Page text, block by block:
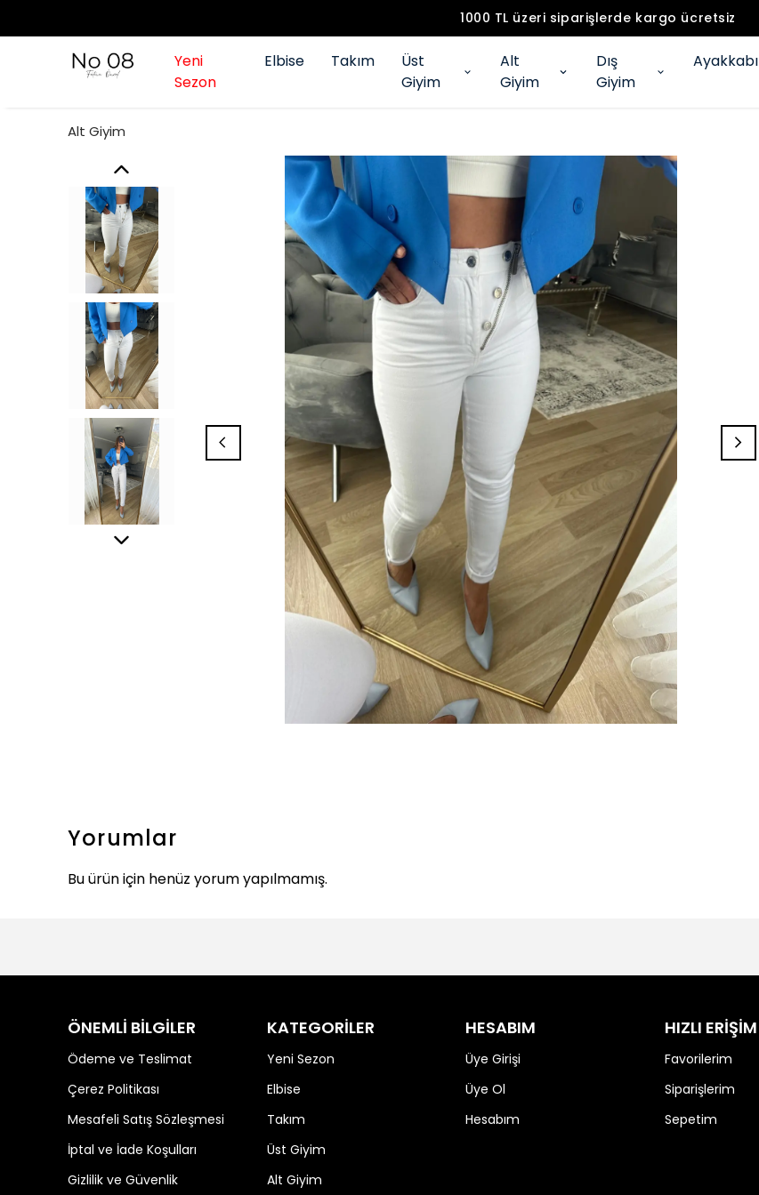
1000 TL üzeri siparişlerde kargo ücretsiz
Yeni
Sezon
Elbise Takım
Üst
Giyim
Alt
Giyim
Dış
Giyim
Ayakkabı
Alt Giyim
Yorumlar
Bu ürün için henüz yorum yapılmamış.
ÖNEMLİ BİLGİLER
Ödeme ve Teslimat
Çerez Politikası
Mesafeli Satış Sözleşmesi
İptal ve İade Koşulları
Gizlilik ve Güvenlik
KATEGORİLER
Yeni Sezon
Elbise
Takım
Üst Giyim
Alt Giyim
HESABIM
Üye Girişi
Üye Ol
Hesabım
HIZLI ERİŞİM
Favorilerim
Siparişlerim
Sepetim